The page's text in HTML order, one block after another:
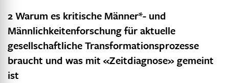
2 Warum es kritische Männer*- und
Männlichkeitenforschung für aktuelle
gesellschaftliche Transformationsprozesse
braucht und was mit «Zeitdiagnose» gemeint
ist